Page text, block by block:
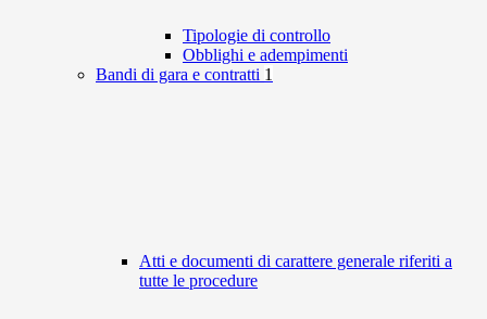
Tipologie di controllo
Obblighi e adempimenti
Bandi di gara e contratti 1
Atti e documenti di carattere generale riferiti a
tutte le procedure